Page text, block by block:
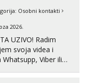
#123
Osobni kontakti
2026.
Radim
svoja videa i